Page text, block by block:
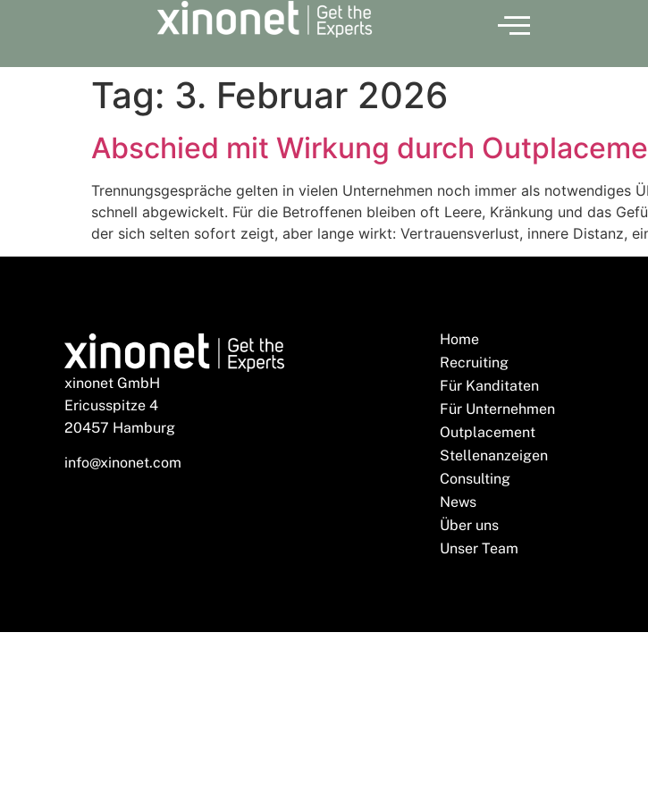
Tag: 3. Februar 2026
Abschied mit Wirkung durch
Trennungsgespräche gelten in vielen Unternehmen noch immer als
schnell abgewickelt. Für die Betroffenen bleiben oft Leere, Kränkung und das
der sich selten sofort zeigt, aber lange wirkt: Vertrauensverlust, innere Distanz,
xinonet GmbH
Ericusspitze 4
20457 Hamburg
info@xinonet.com
Home
Recruiting
Für Kanditaten
Für Unternehmen
Outplacement
Stellenanzeigen
Consulting
News
Über uns
Unser Team